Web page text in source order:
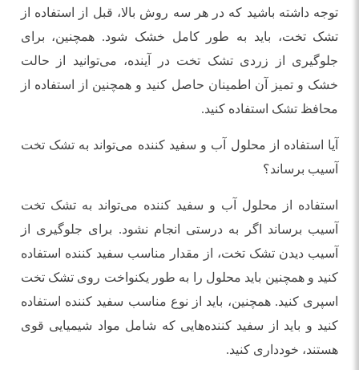
توجه داشته باشید که در هر سه روش بالا، قبل از استفاده از
تشک تخت، باید به طور کامل خشک شود. همچنین، برای
جلوگیری از زردی تشک تخت در آینده، می‌توانید از حالت
خشک و تمیز آن اطمینان حاصل کنید و همچنین از استفاده از
محافظ تشک استفاده کنید.
آیا استفاده از محلول آب و سفید کننده می‌تواند به تشک تخت
آسیب برساند؟
استفاده از محلول آب و سفید کننده می‌تواند به تشک تخت
آسیب برساند اگر به درستی انجام نشود. برای جلوگیری از
آسیب دیدن تشک تخت، از مقدار مناسب سفید کننده استفاده
کنید و همچنین باید محلول را به طور یکنواخت روی تشک تخت
اسپری کنید. همچنین، باید از نوع مناسب سفید کننده استفاده
کنید و باید از سفید کننده‌هایی که شامل مواد شیمیایی قوی
هستند، خودداری کنید.